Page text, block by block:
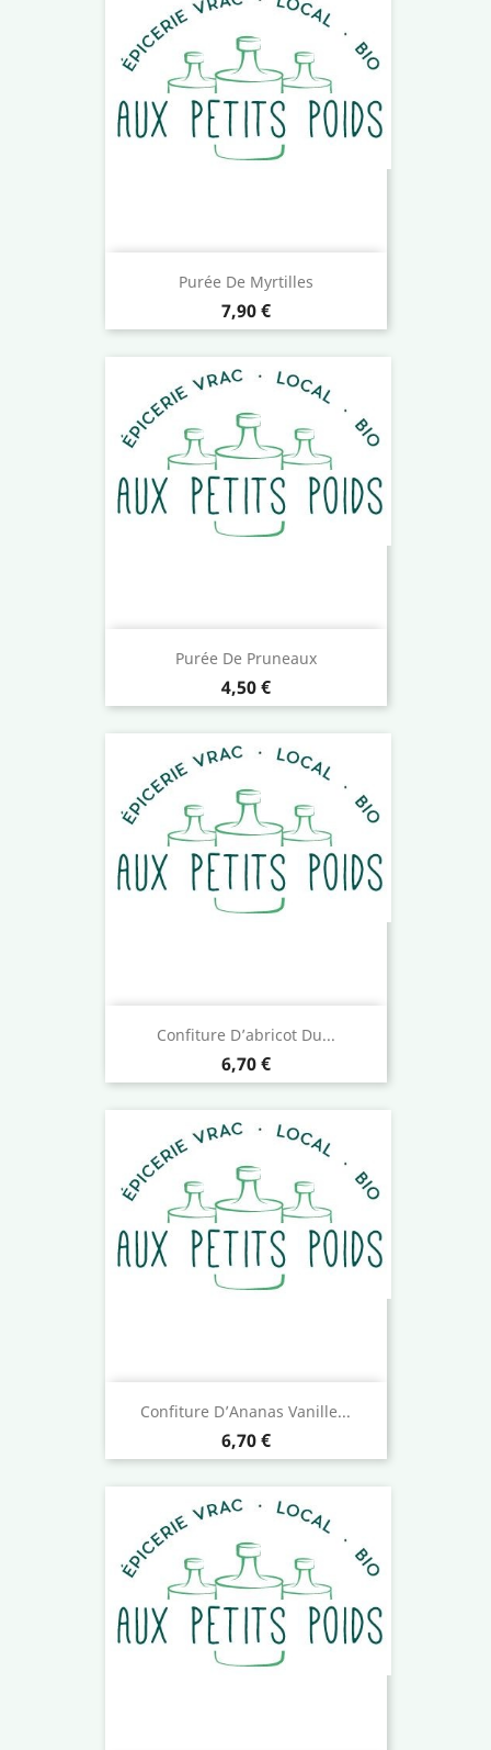
Purée De Myrtilles
Prix
7,90 €
Purée De Pruneaux
Prix
4,50 €
Confiture D’abricot Du...
Prix
6,70 €
Confiture D’Ananas Vanille...
Prix
6,70 €